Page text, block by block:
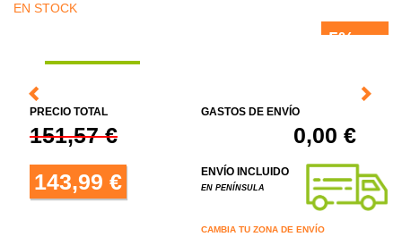
EN STOCK
5%
PRECIO TOTAL
151,57 €
143,99 €
GASTOS DE ENVÍO
0,00 €
ENVÍO INCLUIDO
EN PENÍNSULA
CAMBIA TU ZONA DE ENVÍO